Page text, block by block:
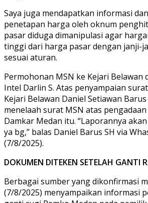
Saya juga mendapatkan informasi
penetapan harga oleh oknum
pasar diduga dimanipulasi agar
tinggi dari harga pasar dengan janji-
sesuai aturan.
Permohonan MSN ke Kejari Belawan
Intel Darlin S. Atas penyampaian
Kejari Belawan Daniel Setiawan
menelaah surat MSN atas
Damkar Medan itu. “Laporannya
ya bg,” balas Daniel Barus SH via
(7/8/2025).
DOKUMEN DITEKEN SETELAH GANTI
Berbagai sumber yang dikonfirmasi
(7/8/2025) menyampaikan informasi